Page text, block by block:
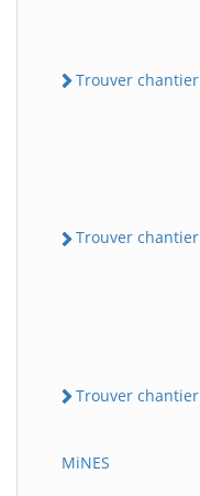
Trouver
Trouver chantier
Trouver chantier
MiNES